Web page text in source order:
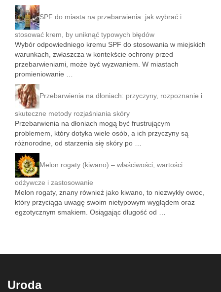
SPF do miasta na przebarwienia: jak wybrać i
stosować krem, by uniknąć typowych błędów
Wybór odpowiedniego kremu SPF do stosowania w miejskich
warunkach, zwłaszcza w kontekście ochrony przed
przebarwieniami, może być wyzwaniem. W miastach
promieniowanie …
Przebarwienia na dłoniach: przyczyny, rozpoznanie i
skuteczne metody rozjaśniania skóry
Przebarwienia na dłoniach mogą być frustrującym
problemem, który dotyka wiele osób, a ich przyczyny są
różnorodne, od starzenia się skóry po …
Melon rogaty (kiwano) – właściwości, wartości
odżywcze i zastosowanie
Melon rogaty, znany również jako kiwano, to niezwykły owoc,
który przyciąga uwagę swoim nietypowym wyglądem oraz
egzotycznym smakiem. Osiągając długość od …
Uroda